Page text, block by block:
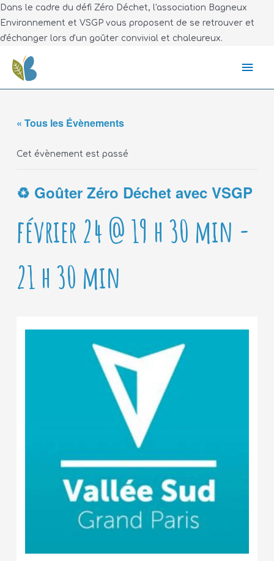
Dans le cadre du défi Zéro Déchet, l'association Bagneux
Environnement et VSGP vous proposent de se retrouver et
d'échanger lors d'un goûter convivial et chaleureux.
« Tous les Évènements
Cet évènement est passé
♻️ Goûter Zéro Déchet avec VSGP
février 24 @ 19 h 30 min -
21 h 30 min